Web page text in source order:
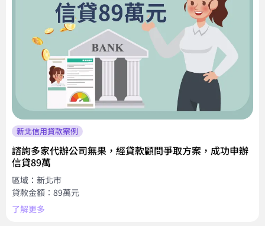
新北信用貸款案例
諮詢多家代辦公司無果，經貸款顧問爭取方案，成功申辦
信貸89萬
區域：新北市
貸款金額：89萬元
了解更多